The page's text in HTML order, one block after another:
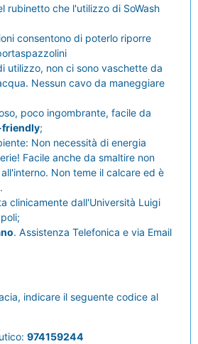
rubinetto che l'utilizzo di SoWash
consentono di poterlo riporre
utilizzo, non ci sono vaschette da
Nessun cavo da maneggiare
poco ingombrante, facile da
;
Non necessità di energia
Facile anche da smaltire non
Non teme il calcare ed è
clinicamente dall'Università Luigi
. Assistenza Telefonica e via Email
indicare il seguente codice al
974159244